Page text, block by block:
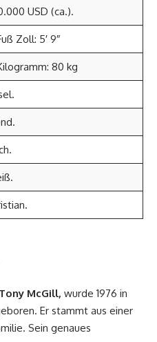
USD (ca.).
Zoll: 5′ 9″
80 kg
McGill, wurde 1976 in
Er stammt aus einer
Sein genaues